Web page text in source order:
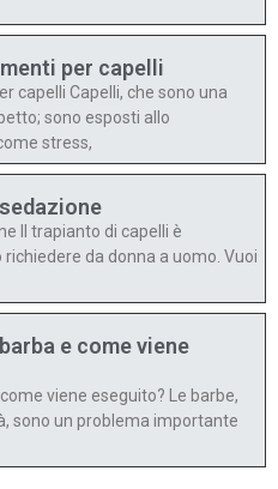
per capelli
capelli Capelli, che sono una
sono esposti allo
stress,
Il trapianto di capelli è
da donna a uomo. Vuoi
e come viene
viene eseguito? Le barbe,
sono un problema importante